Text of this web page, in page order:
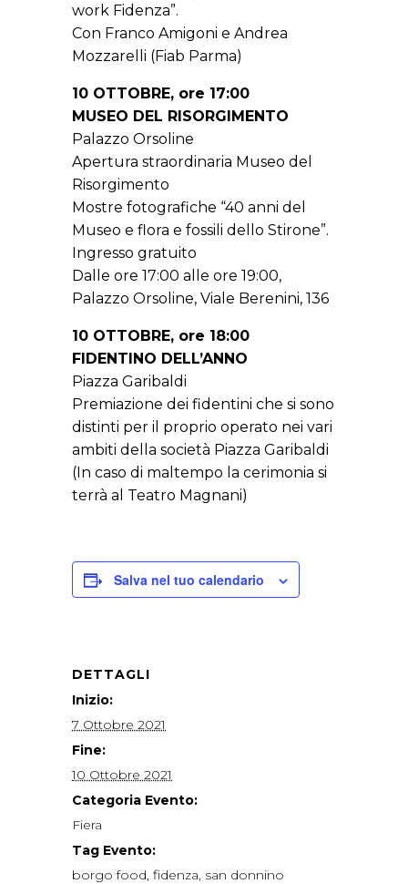
work Fidenza”.
Con Franco Amigoni e Andrea
Mozzarelli (Fiab Parma)
10 OTTOBRE, ore 17:00
MUSEO DEL RISORGIMENTO
Palazzo Orsoline
Apertura straordinaria Museo del
Risorgimento
Mostre fotografiche “40 anni del
Museo e flora e fossili dello Stirone”.
Ingresso gratuito
Dalle ore 17:00 alle ore 19:00,
Palazzo Orsoline, Viale Berenini, 136
10 OTTOBRE, ore 18:00
FIDENTINO DELL’ANNO
Piazza Garibaldi
Premiazione dei fidentini che si sono
distinti per il proprio operato nei vari
ambiti della società Piazza Garibaldi
(In caso di maltempo la cerimonia si
terrà al Teatro Magnani)
Salva nel tuo calendario
DETTAGLI
Inizio:
7 Ottobre 2021
Fine:
10 Ottobre 2021
Categoria Evento:
Fiera
Tag Evento:
borgo food, fidenza, san donnino